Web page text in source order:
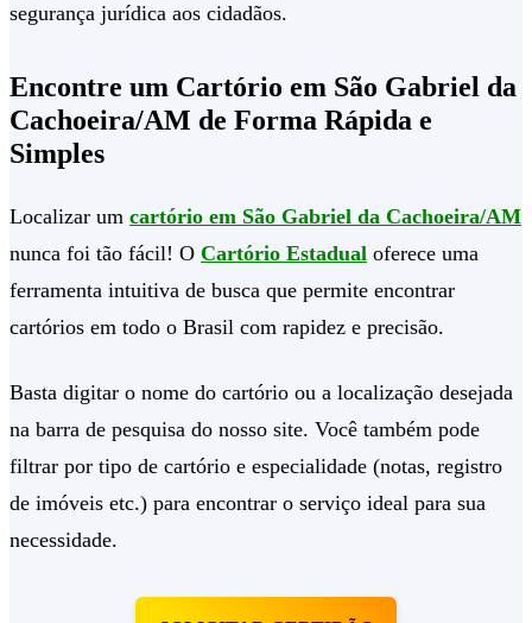
segurança jurídica aos cidadãos.
Encontre um Cartório em São Gabriel da
Cachoeira/AM de Forma Rápida e
Simples
Localizar um cartório em São Gabriel da Cachoeira/AM
nunca foi tão fácil! O Cartório Estadual oferece uma
ferramenta intuitiva de busca que permite encontrar
cartórios em todo o Brasil com rapidez e precisão.
Basta digitar o nome do cartório ou a localização desejada
na barra de pesquisa do nosso site. Você também pode
filtrar por tipo de cartório e especialidade (notas, registro
de imóveis etc.) para encontrar o serviço ideal para sua
necessidade.